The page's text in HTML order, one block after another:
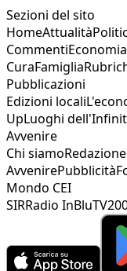
Sezioni del sito
HomeAttualità
CommentiEconomia
CuraFamiglia
Pubblicazioni
Edizioni locali
UpLuoghi
Avvenire
Chi siamoRedazione
AvvenirePubblicità
Mondo CEI
SIRRadio InBlu